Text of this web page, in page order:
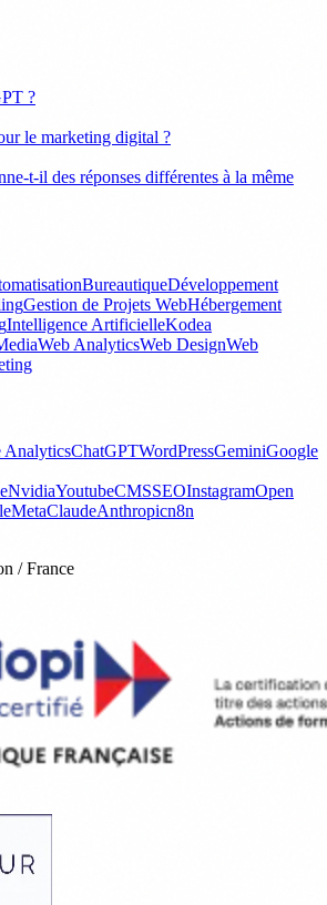
?
le marketing digital ?
t-il des réponses différentes à la même
BureautiqueDéveloppement
Gestion de Projets WebHébergement
Intelligence ArtificielleKodea
Web AnalyticsWeb DesignWeb
AnalyticsChatGPTWordPressGeminiGoogle
NvidiaYoutubeCMSSEOInstagramOpen
MetaClaudeAnthropicn8n
/ France